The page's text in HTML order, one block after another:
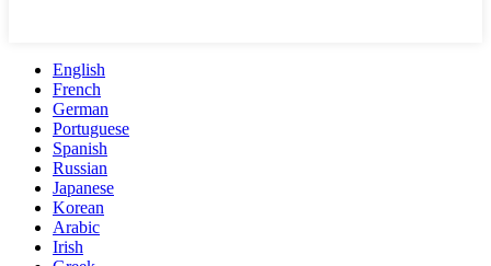
English
French
German
Portuguese
Spanish
Russian
Japanese
Korean
Arabic
Irish